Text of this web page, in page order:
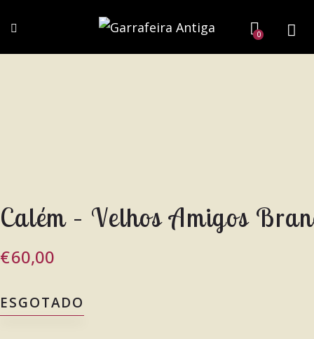
0
Calém – Velhos Amigos
€60,00
ESGOTADO